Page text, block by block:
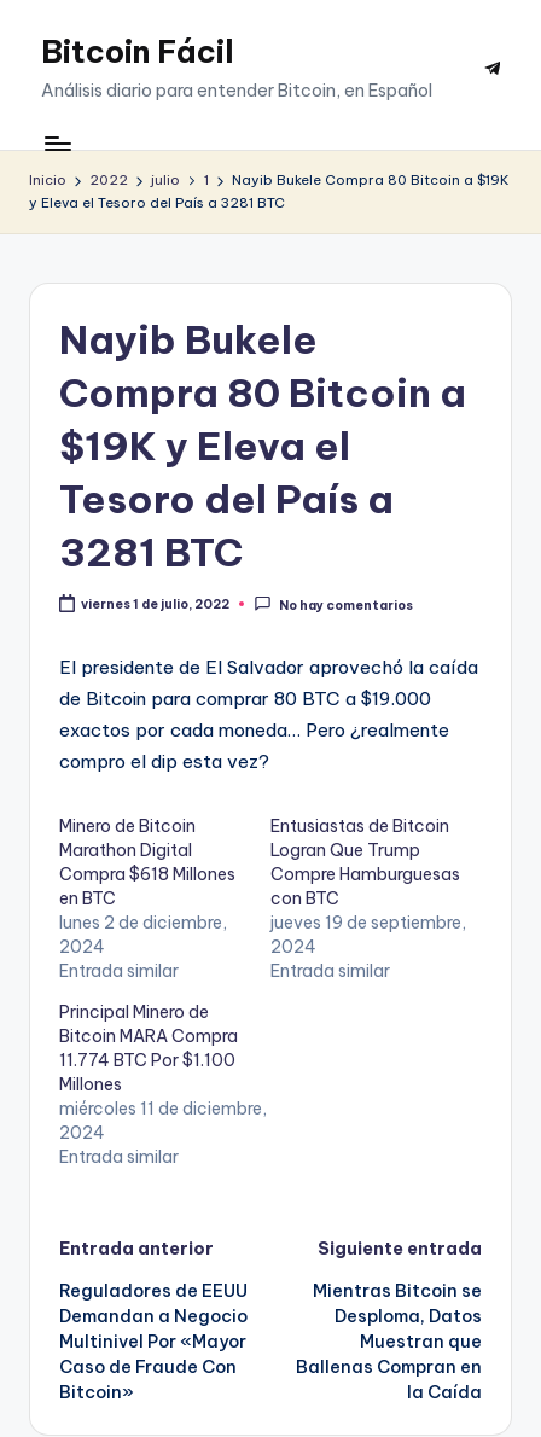
SaltarBitcoin Fácil
Análisis diario para entender Bitcoin, en Español
Inicio 2022 julio 1
Nayib Bukele Compra 80 Bitcoin a $19K
y Eleva el Tesoro del País a 3281 BTC
Nayib Bukele
Compra 80 Bitcoin a
$19K y Eleva el
Tesoro del País a
3281 BTC
viernes 1 de julio, 2022 No hay comentarios
El presidente de El Salvador aprovechó la caída
de Bitcoin para comprar 80 BTC a $19.000
exactos por cada moneda… Pero ¿realmente
compro el dip esta vez?
Minero de Bitcoin
Marathon Digital
Compra $618 Millones
en BTC
lunes 2 de diciembre,
2024
Entrada similar
Entusiastas de Bitcoin
Logran Que Trump
Compre Hamburguesas
con BTC
jueves 19 de septiembre,
2024
Entrada similar
Principal Minero de
Bitcoin MARA Compra
11.774 BTC Por $1.100
Millones
miércoles 11 de diciembre,
2024
Entrada similar
Navegación
de
entradas
Entrada anterior
Reguladores de EEUU
Demandan a Negocio
Multinivel Por «Mayor
Caso de Fraude Con
Bitcoin»
Siguiente entrada
Mientras Bitcoin se
Desploma, Datos
Muestran que
Ballenas Compran en
la Caída